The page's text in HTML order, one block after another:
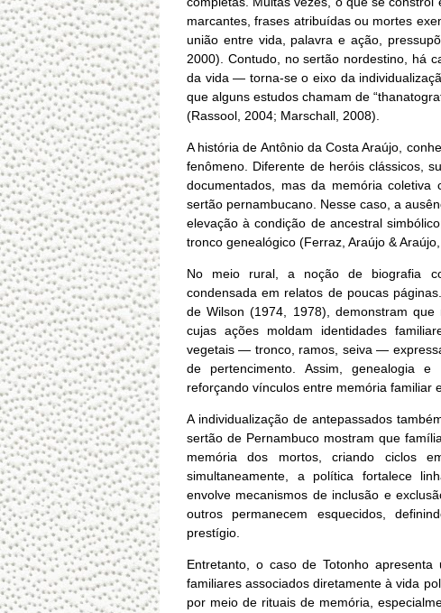
marcantes, frases atribuídas ou mortes
união entre vida, palavra e ação,
2000). Contudo, no sertão nordestino, há
da vida — torna-se o eixo da
que alguns estudos chamam de
(Rassool, 2004; Marschall, 2008).
A história de Antônio da Costa Araújo,
fenômeno. Diferente de heróis clássicos,
documentados, mas da memória
sertão pernambucano. Nesse caso, a
elevação à condição de ancestral
tronco genealógico (Ferraz, Araújo & Araújo,
No meio rural, a noção de biografia
condensada em relatos de poucas
de Wilson (1974, 1978), demonstram
cujas ações moldam identidades
vegetais — tronco, ramos, seiva —
de pertencimento. Assim, genealogia e
reforçando vínculos entre memória familiar
A individualização de antepassados
sertão de Pernambuco mostram que
memória dos mortos, criando ciclos
simultaneamente, a política fortalece
envolve mecanismos de inclusão e
outros permanecem esquecidos,
prestígio.
Entretanto, o caso de Totonho
familiares associados diretamente à vida
por meio de rituais de memória,